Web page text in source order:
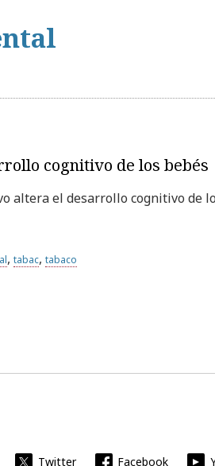
cognitivo de los bebés
altera el desarrollo cognitivo de
, tabac, tabaco
Twitter Facebook